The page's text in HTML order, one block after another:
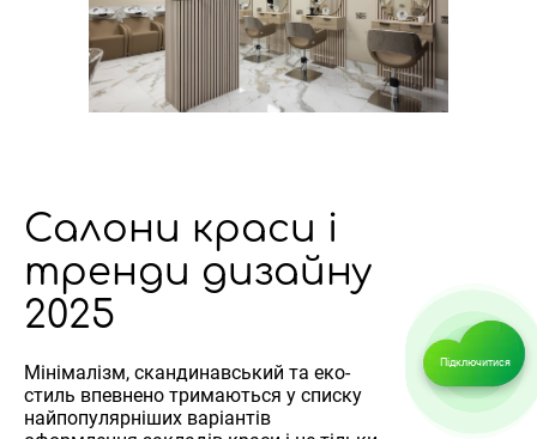
Салони краси і
тренди дизайну
2025
Мінімалізм, скандинавський та еко-
стиль впевнено тримаються у списку
найпопулярніших варіантів
Підключитися